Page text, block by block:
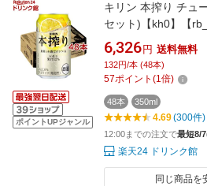
ポイントUPジャンル
キリン 本搾り チュ
セット)【kh0】【
モンサワー]
6,326 円 送料無料
132円/本 (48本)
57ポイント (1倍)
48本 350ml
4.69(300件)
12:00までの注文で最短8/
楽天24 ドリンク館
同じ商品を